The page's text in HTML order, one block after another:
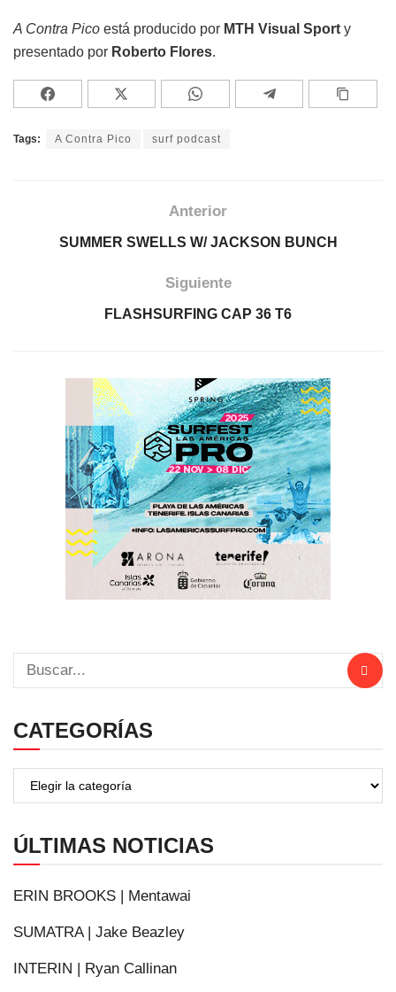
A Contra Pico está producido por MTH Visual Sport y
presentado por Roberto Flores.
Tags: A Contra Pico surf podcast
Anterior
SUMMER SWELLS W/ JACKSON BUNCH
Siguiente
FLASHSURFING CAP 36 T6
CATEGORÍAS
ÚLTIMAS NOTICIAS
ERIN BROOKS | Mentawai
SUMATRA | Jake Beazley
INTERIN | Ryan Callinan